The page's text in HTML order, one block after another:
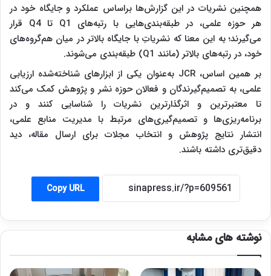
همچنین نشریات در این گزارش‌ها براساس عملکرد و جایگاه خود در
هر حوزه علمی، در طبقه‌بندی‌هایی با رتبه‌های Q1 تا Q4 قرار
می‌گیرند؛ به این معنا که نشریاتِ با جایگاه بالاتر در میان هم‌گروه‌های
خود، در رتبه‌های بالاتر (مانند Q1) طبقه‌بندی می‌شوند.
بر همین اساس، JCR به‌عنوان یکی از ابزارهای شناخته‌شده ارزیابی
علمی، به تصمیم‌گیرندگان و فعالان حوزه نشر و پژوهش کمک می‌کند
تا معتبرترین و اثرگذارترین نشریات را شناسایی کنند و در
برنامه‌ریزی‌ها و تصمیم‌گیری‌های مرتبط با مدیریت منابع علمی،
انتشار نتایج پژوهش و انتخاب مجلات برای ارسال مقاله، دید
دقیق‌تری داشته باشند.
Copy URL
نوشته های مشابه